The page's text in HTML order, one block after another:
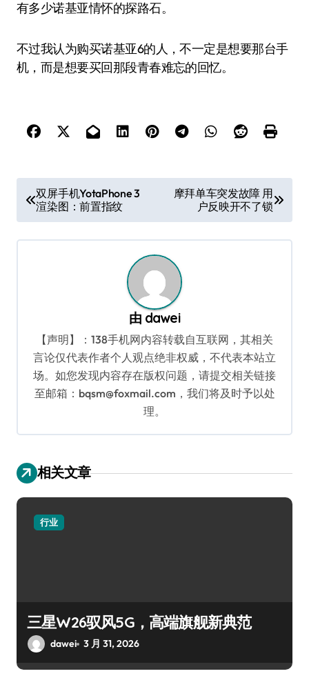
有多少诺基亚情怀的探路石。
不过我认为购买诺基亚6的人，不一定是想要那台手
机，而是想要买回那段青春难忘的回忆。
章
导
双屏手机YotaPhone 3
渲染图：前置指纹
摩拜单车突发故障 用
户反映开不了锁
由 dawei
【声明】：138手机网内容转载自互联网，其相关
言论仅代表作者个人观点绝非权威，不代表本站立
场。如您发现内容存在版权问题，请提交相关链接
至邮箱：bqsm@foxmail.com，我们将及时予以处
理。
相关文章
行业
三星W26驭风5G，高端旗舰新典范
dawei 3 月 31, 2026